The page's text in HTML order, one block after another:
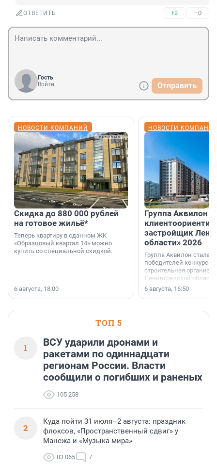
ОТВЕТИТЬ +2 –0
Гость
Войти
Отправить
НОВОСТИ КОМПАНИЙ
Скидка до 880 000 рублей
на готовое жильё*
Теперь квартиру в сданном ЖК
«Образцовый квартал 14» можно
купить со специальной скидкой.
6 августа, 18:00
НОВОСТИ
Группа Аквилон
застройщик
области» 2026
Группа Аквилон стала
победителей конкурса
строительная
Ленинградской области
номинации «Самый
застройщик
области».
6 августа, 16:50
ТОП 5
1
ВСУ ударили дронами и
ракетами по одиннадцати
регионам России. Власти
сообщили о погибших и раненых
105 258
2
Куда пойти 31 июля–2 августа: праздник
флоксов, «Пространственный сдвиг» у
Манежа и «Музыка мира»
83 065 7